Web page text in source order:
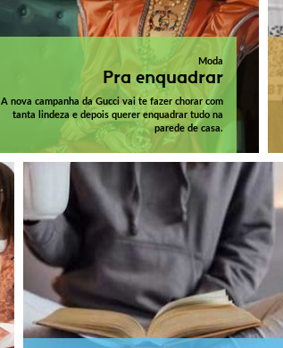
Moda
Pra enquadrar
A nova campanha da Gucci vai te fazer chorar com
tanta lindeza e depois querer enquadrar tudo na
parede de casa.